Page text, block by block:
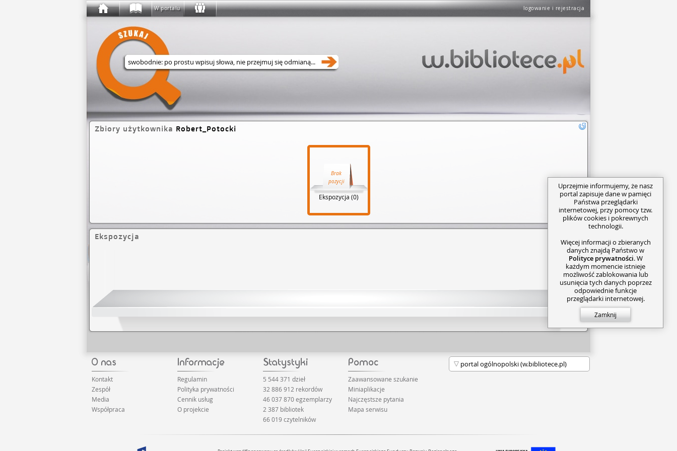
logowanie i rejestracja
W portalu
Wyszukaj w serwisie
Zbiory użytkownika Robert_Potocki
Brak
pozycji
Ekspozycja (0)
Ekspozycja
Kontakt
Zespół
Media
Współpraca
Regulamin
Polityka prywatności
Cennik usług
O projekcie
5 544 371 dzieł
32 886 912 rekordów
46 037 870 egzemplarzy
2 387 bibliotek
66 019 czytelników
Zaawansowane szukanie
Miniaplikacje
Najczęstsze pytania
Mapa serwisu
Uprzejmie informujemy, że nasz
portal zapisuje dane w pamięci
Państwa przeglądarki
internetowej, przy pomocy tzw.
plików cookies i pokrewnych
technologii.
Więcej informacji o zbieranych
danych znajdą Państwo w
Polityce prywatności. W
każdym momencie istnieje
możliwość zablokowania lub
usunięcia tych danych poprzez
odpowiednie funkcje
przeglądarki internetowej.
Zamknij